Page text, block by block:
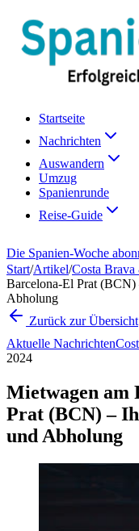
Startseite
Nachrichten
Auswandern
Umzug
Spanienrunde
Reise-Guide
Die Spanien-Woche
Start/Artikel/Costa
Barcelona-El Prat
Abholung
Zurück zur Übersicht
Aktuelle Nachrichten
2024
Mietwagen am
Prat (BCN) –
und Abholung